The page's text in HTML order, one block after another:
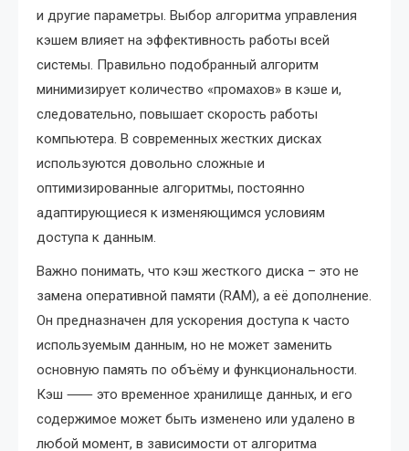
и другие параметры. Выбор алгоритма управления
кэшем влияет на эффективность работы всей
системы. Правильно подобранный алгоритм
минимизирует количество «промахов» в кэше и,
следовательно, повышает скорость работы
компьютера. В современных жестких дисках
используются довольно сложные и
оптимизированные алгоритмы, постоянно
адаптирующиеся к изменяющимся условиям
доступа к данным.
Важно понимать, что кэш жесткого диска – это не
замена оперативной памяти (RAM), а её дополнение.
Он предназначен для ускорения доступа к часто
используемым данным, но не может заменить
основную память по объёму и функциональности.
Кэш ⸺ это временное хранилище данных, и его
содержимое может быть изменено или удалено в
любой момент, в зависимости от алгоритма